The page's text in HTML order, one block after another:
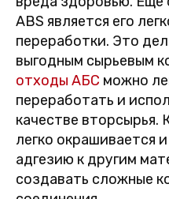
ABS является его
переработки. Это
выгодным сырьевым
отходы АБС можно
переработать и
качестве вторсырья.
легко окрашивается
адгезию к другим
создавать сложные